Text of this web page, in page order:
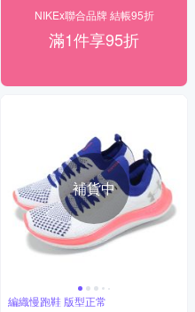
NIKEx聯合品牌 結帳95折
滿1件享95折
補貨中
編織慢跑鞋 版型正常